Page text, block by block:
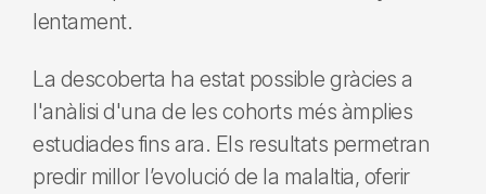
lentament.
La descoberta ha estat possible gràcies a
l'anàlisi d'una de les cohorts més àmplies
estudiades fins ara. Els resultats permetran
predir millor l’evolució de la malaltia, oferir